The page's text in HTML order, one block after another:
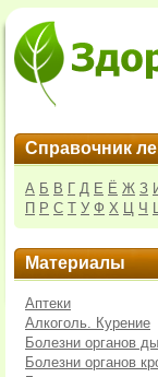
Справочник
А Б В Г Д Е Ё Ж З
П Р С Т У Ф Х Ц Ч
Материалы
Аптеки
Алкоголь. Курение
Болезни органов
Болезни органов